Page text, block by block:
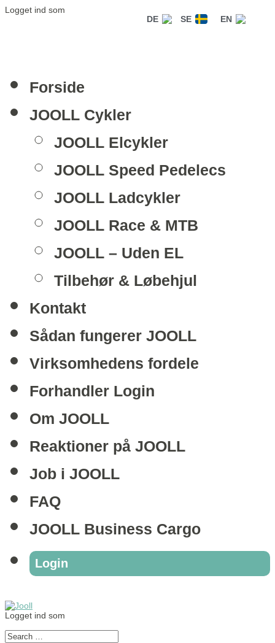
Logget ind som
Forside
JOOLL Cykler
JOOLL Elcykler
JOOLL Speed Pedelecs
JOOLL Ladcykler
JOOLL Race & MTB
JOOLL – Uden EL
Tilbehør & Løbehjul
Kontakt
Sådan fungerer JOOLL
Virksomhedens fordele
Forhandler Login
Om JOOLL
Reaktioner på JOOLL
Job i JOOLL
FAQ
JOOLL Business Cargo
Login
Logget ind som
DE SE EN